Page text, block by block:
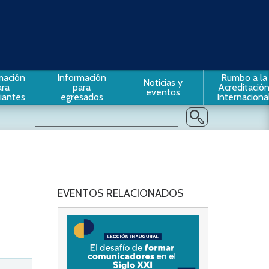
Información
para
egresados
Noticias y
eventos
Rumbo a la
Acreditación
EVENTOS RELACIONADOS